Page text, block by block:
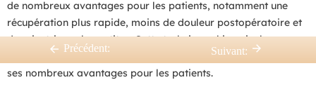
Précédent: Suivant:
de nombreux avantages pour les patients, notamment une
récupération plus rapide, moins de douleur postopératoire et
des cicatrices plus petites. Cette technique chirurgicale
avancée est de plus en plus populaire en Turquie en raison de
ses nombreux avantages pour les patients.